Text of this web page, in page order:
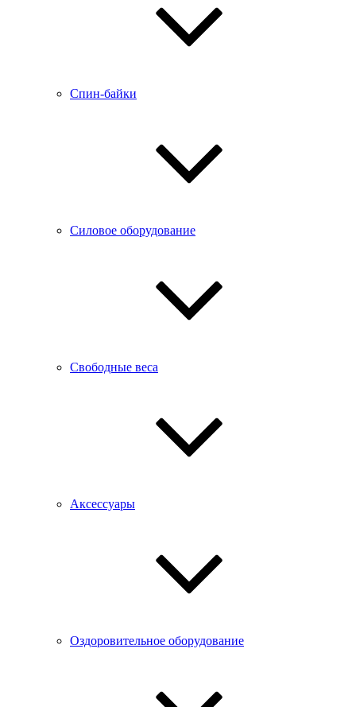
Спин-байки
Силовое оборудование
Свободные веса
Аксессуары
Оздоровительное оборудование